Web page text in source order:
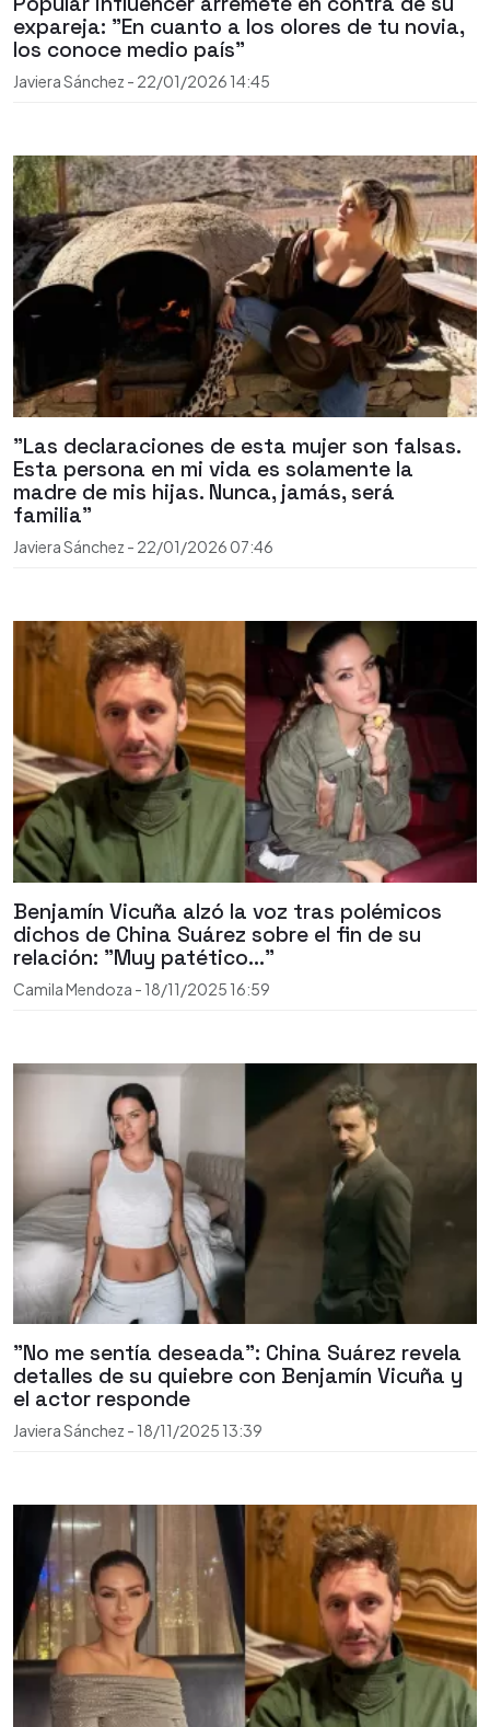
expareja: "En cuanto a los olores de tu novia,
los conoce medio país"
Javiera Sánchez - 22/01/2026 14:45
"Las declaraciones de esta mujer son falsas.
Esta persona en mi vida es solamente la
madre de mis hijas. Nunca, jamás, será
familia"
Javiera Sánchez - 22/01/2026 07:46
Benjamín Vicuña alzó la voz tras polémicos
dichos de China Suárez sobre el fin de su
relación: "Muy patético..."
Camila Mendoza - 18/11/2025 16:59
"No me sentía deseada": China Suárez revela
detalles de su quiebre con Benjamín Vicuña y
el actor responde
Javiera Sánchez - 18/11/2025 13:39